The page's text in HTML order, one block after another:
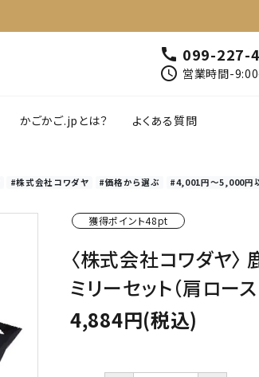
call 099-227-
schedule 営業時間-9:00
魚介類・水産加工
1,001円～2,000円以下 2,001
5,001円～6,000円以下
北薩 南薩
熊毛・大島
かごかご.jpとは？ よくある質問
#株式会社コワダヤ #価格から選ぶ #4,001円～5,000円
獲得ポイント48pt
〈株式会社コワダヤ〉
ミリーセット（肩ロー
4,884円(税込)